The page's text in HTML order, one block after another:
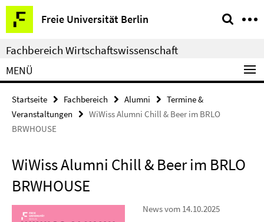
Springe
direkt
zu
Inhalt
Freie Universität Berlin
Service-
Navigation
Fachbereich Wirtschaftswissenschaft
MENÜ
Startseite Fachbereich Alumni
Termine &
Veranstaltungen
WiWiss Alumni Chill & Beer im BRLO
BRWHOUSE
WiWiss Alumni Chill & Beer im BRLO
BRWHOUSE
News vom 14.10.2025